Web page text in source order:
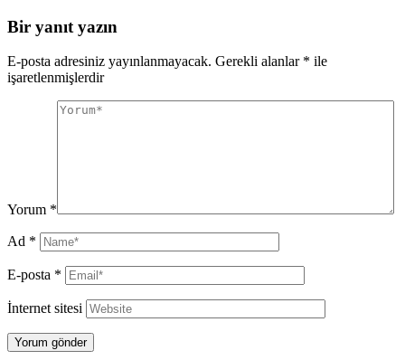
Bir yanıt yazın
E-posta adresiniz yayınlanmayacak. Gerekli alanlar * ile
işaretlenmişlerdir
Yorum *
Ad *
E-posta *
İnternet sitesi